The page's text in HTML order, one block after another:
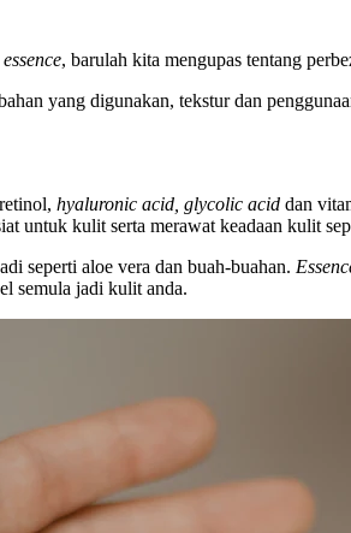
essence, barulah kita mengupas tentang
yang digunakan, tekstur dan
hyaluronic acid, glycolic acid dan
untuk kulit serta merawat keadaan kulit
seperti aloe vera dan buah-buahan.
semula jadi kulit anda.